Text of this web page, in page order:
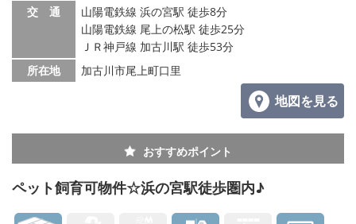
メールでお問い合わせ
交 通
山陽電鉄線 浜の宮駅 徒歩8分
山陽電鉄線 尾上の松駅 徒歩25分
ＪＲ神戸線 加古川駅 徒歩53分
所在地
加古川市尾上町口里
地図を見る
おすすめポイント
ペット飼育可物件☆浜の宮駅徒歩圏内♪